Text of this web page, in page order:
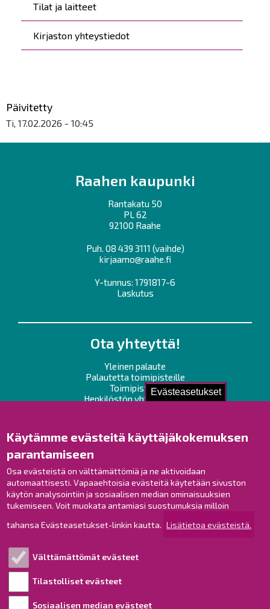
Evästeasetukset
Käytämme evästeitä käyttäjäkokemuksen
parantamiseen
Osa evästeistä on välttämättömiä ja ne aktivoidaan
automaattisesti. Vapaaehtoisia evästeitä käytetään sivuston
käytön analysointiin ja sosiaalisen median ominaisuuksien
tukemiseen. Voit muokata antamiasi suostumuksia milloin
tahansa Evästeasetukset-linkin kautta. Lisätietoa evästeistä.
Välttämättömät evästeet
Tilastolliset evästeet
Sosiaalisen median evästeet
Tilat ja laitteet
Kirjaston yhteystiedot
Päivitetty
Ti, 17.02.2026 - 10:45
Raahen kaupunki
Rantakatu 50
PL 62
92100 Raahe
Puh. 08 439 3111 (vaihde)
kirjaamo@raahe.fi
Y-tunnus: 1791817-6
Laskutus
Ota yhteyttä!
Yleinen palaute
Palautetta toimipisteille
Toimipisteet
Henkilöstön yhteystiedot
Raahe Facebookissa
Raahe Instagramissa
Raahe LinkedInissä
Raahe YouTubessa
Esityslistat ja pöytäkirjat
Viranhaltijapäätökset